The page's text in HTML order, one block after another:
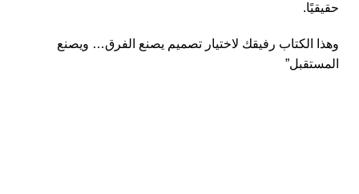
حقيقيًا.
وهذا الكتاب رفيقك لاختيار تصميم يصنع الفرق… ويصنع
المستقبل”